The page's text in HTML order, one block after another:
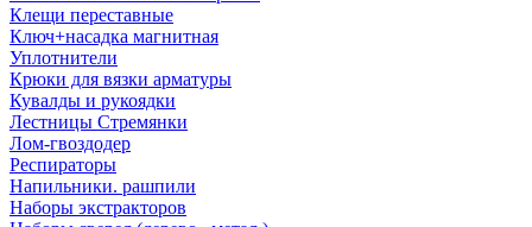
Клещи переставные
Ключ+насадка магнитная
Уплотнители
Крюки для вязки арматуры
Кувалды и рукоядки
Лестницы Стремянки
Лом-гвоздодер
Респираторы
Напильники. рашпили
Наборы экстракторов